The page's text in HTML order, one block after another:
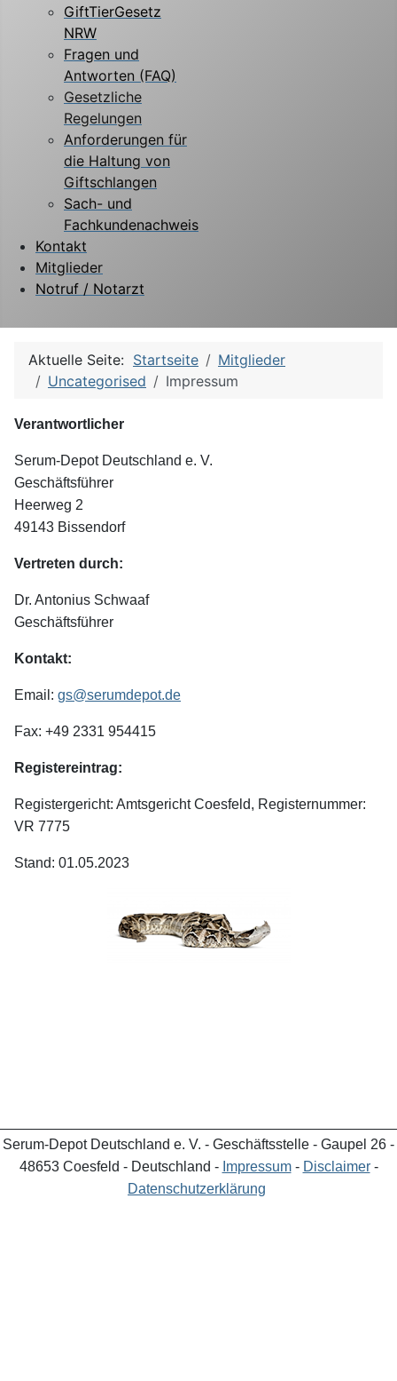
GiftTierGesetz
NRW
Fragen und
Antworten (FAQ)
Gesetzliche
Regelungen
Anforderungen für
die Haltung von
Giftschlangen
Sach- und
Fachkundenachweis
Kontakt
Mitglieder
Notruf / Notarzt
Aktuelle Seite: Startseite
Mitglieder
Uncategorised
Impressum
Verantwortlicher
Serum-Depot Deutschland e. V.
Geschäftsführer
Heerweg 2
49143 Bissendorf
Vertreten durch:
Dr. Antonius Schwaaf
Geschäftsführer
Kontakt:
Email: gs@serumdepot.de
Fax: +49 2331 954415
Registereintrag:
Registergericht: Amtsgericht Coesfeld, Registernummer:
VR 7775
Stand: 01.05.2023
Serum-Depot Deutschland e. V. - Geschäftsstelle - Gaupel 26 -
48653 Coesfeld - Deutschland - Impressum- Disclaimer-
Datenschutzerklärung